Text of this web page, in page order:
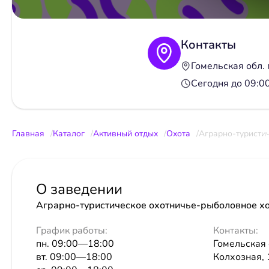
Контакты
Гомельская
Сегодня до
Главная Каталог Активный отдых Охота Аграрно-
О заведении
Аграрно-туристическое охотничье-рыболовное
График работы:
пн. 09:00—18:00
вт. 09:00—18:00
Контакты:
Колхозная,